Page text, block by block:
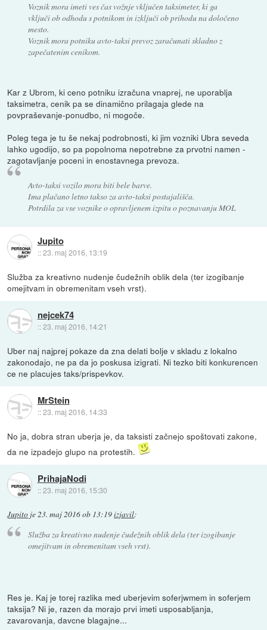
Voznik mora imeti ves čas vožnje vključen taksimeter, ki ga
vključi ob odhodu s potnikom in izključi ob prihodu na določeno
mesto.
Voznik mora potniku avto-taksi prevoz zaračunati skladno z
zapečatenim cenikom.
Kar z Ubrom, ki ceno potniku izračuna vnaprej, ne uporablja
taksimetra, cenik pa se dinamično prilagaja glede na
povpraševanje-ponudbo, ni mogoče.
Poleg tega je tu še nekaj podrobnosti, ki jim vozniki Ubra seveda
lahko ugodijo, so pa popolnoma nepotrebne za prvotni namen -
zagotavljanje poceni in enostavnega prevoza.
Avto-taksi vozilo mora biti bele barve.
Ima plačano letno takso za avto-taksi postajališča.
Potrdila za vse voznike o opravljenem izpitu o poznavanju MOL
Jupito
::23. maj 2016, 13:19
Služba za kreativno nudenje čudežnih oblik dela (ter izogibanje
omejitvam in obremenitam vseh vrst).
nejcek74
::23. maj 2016, 14:21
Uber naj najprej pokaze da zna delati bolje v skladu z lokalno
zakonodajo, ne pa da jo poskusa izigrati. Ni tezko biti konkurencen
ce ne placujes taks/prispevkov.
MrStein
::23. maj 2016, 14:33
No ja, dobra stran uberja je, da taksisti začnejo spoštovati zakone,
da ne izpadejo glupo na protestih.
PrihajaNodi
::23. maj 2016, 15:30
Jupito je23. maj 2016 ob 13:19izjavil:
Služba za kreativno nudenje čudežnih oblik dela (ter izogibanje
omejitvam in obremenitam vseh vrst).
Res je. Kaj je torej razlika med uberjevim soferjwmem in soferjem
taksija? Ni je, razen da morajo prvi imeti usposabljanja,
zavarovanja, davcne blagajne...